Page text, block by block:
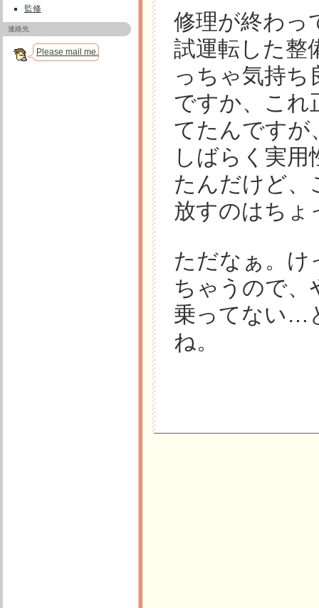
監修
連絡先
Please mail me.
修理が終わっ
試運転した整
っちゃ気持ち
ですか、こ
てたんですが
しばらく実
たんだけど、
放すのはち
ただなぁ。け
ちゃうので
乗ってない…
ね。